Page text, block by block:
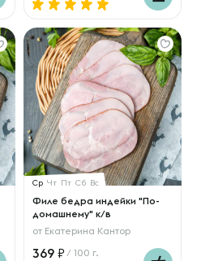
Ср Чт Пт Сб Вс
Филе бедра индейки "По-
домашнему" к/в
от Екатерина Кантор
369 / 100 г.